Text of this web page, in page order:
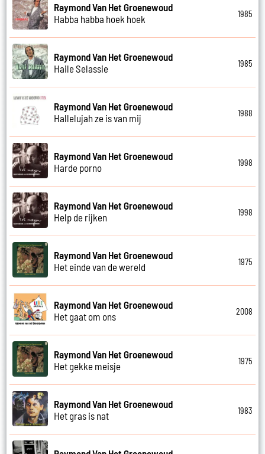
Raymond Van Het Groenewoud
Habba habba hoek hoek
1985
Raymond Van Het Groenewoud
Haile Selassie
1985
Raymond Van Het Groenewoud
Hallelujah ze is van mij
1988
Raymond Van Het Groenewoud
Harde porno
1998
Raymond Van Het Groenewoud
Help de rijken
1998
Raymond Van Het Groenewoud
Het einde van de wereld
1975
Raymond Van Het Groenewoud
Het gaat om ons
2008
Raymond Van Het Groenewoud
Het gekke meisje
1975
Raymond Van Het Groenewoud
Het gras is nat
1983